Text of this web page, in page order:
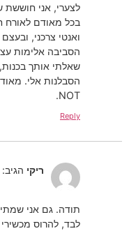
לצערי, אני חוששת
בכל מאודם לאורח
ואנטי צרכני,
הסביבה אלימות
שאלתי אותך
NOT.
Reply
ריקי הגיב:
תודה. גם אני
לבד, להרוס מכשירי